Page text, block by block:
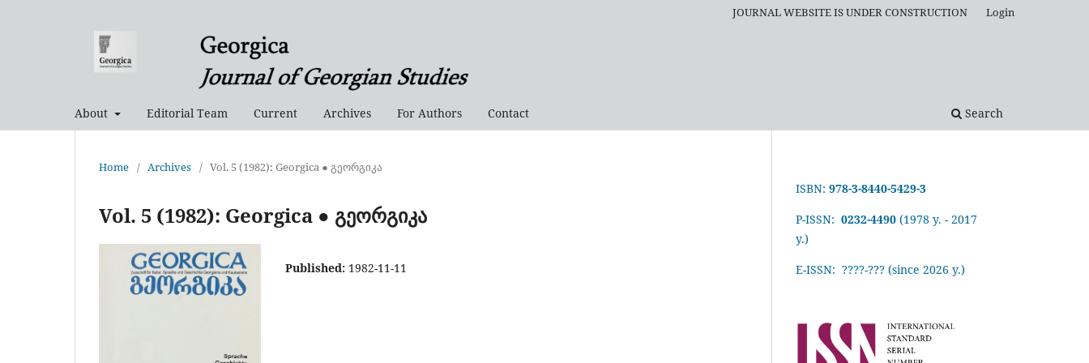
About Editorial Team Current Archives For Authors Contact Search
JOURNAL WEBSITE IS UNDER CONSTRUCTION Login
Home / Archives / Vol. 5 (1982): Georgica ● გეორგიკა
Vol. 5 (1982): Georgica ● გეორგიკა
Published: 1982-11-11
ISBN: 978-3-8440-5429-3
P-ISSN: 0232-4490 (1978 y. - 2017
y.)
E-ISSN: ????-??? (since 2026 y.)